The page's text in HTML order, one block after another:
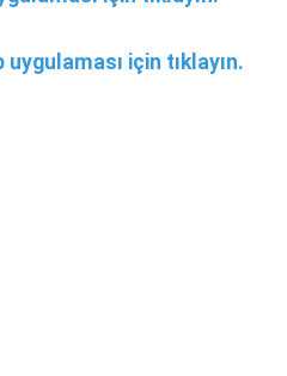
uygulaması için tıklayın.